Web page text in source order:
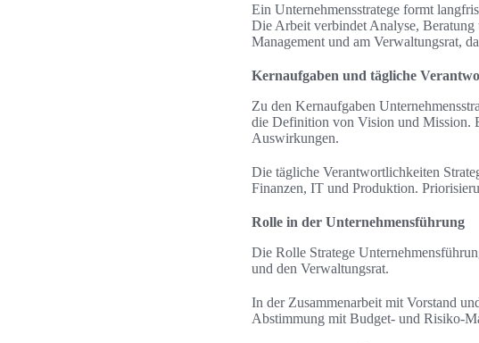
Ein Unternehmensstratege formt
Die Arbeit verbindet Analyse,
Management und am Verwaltungsrat,
Kernaufgaben und tägliche
Zu den Kernaufgaben
die Definition von Vision und Mission.
Auswirkungen.
Die tägliche Verantwortlichkeiten
Finanzen, IT und Produktion.
Rolle in der Unternehmensführung
Die Rolle Stratege
und den Verwaltungsrat.
In der Zusammenarbeit mit Vorstand
Abstimmung mit Budget- und Risiko-